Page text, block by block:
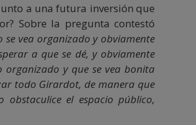
a una futura inversión que
Sobre la pregunta contestó
vea organizado y obviamente
a que se dé, y obviamente
y que se vea bonita
todo Girardot, de manera que
el espacio público,